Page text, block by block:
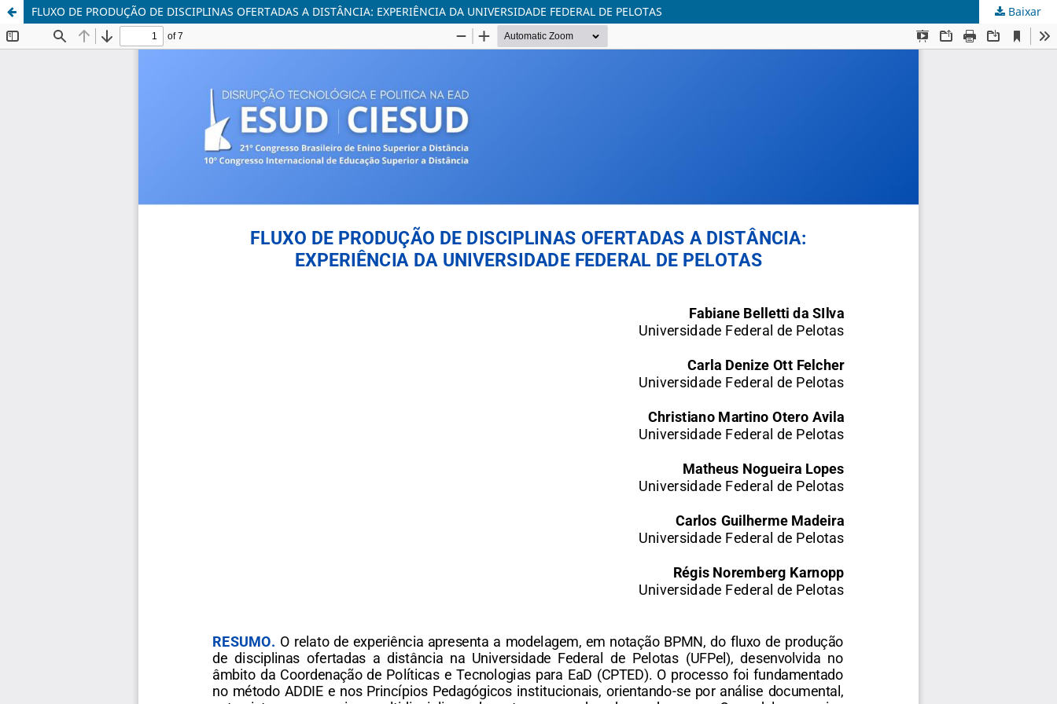
FLUXO DE PRODUÇÃO DE DISCIPLINAS OFERTADAS A DISTÂNCIA: EXPERIÊNCIA DA UNIVERSIDADE FEDERAL DE PELOTAS Baixar